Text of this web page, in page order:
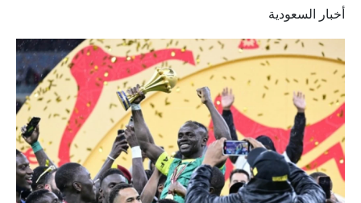
أخبار السعودية